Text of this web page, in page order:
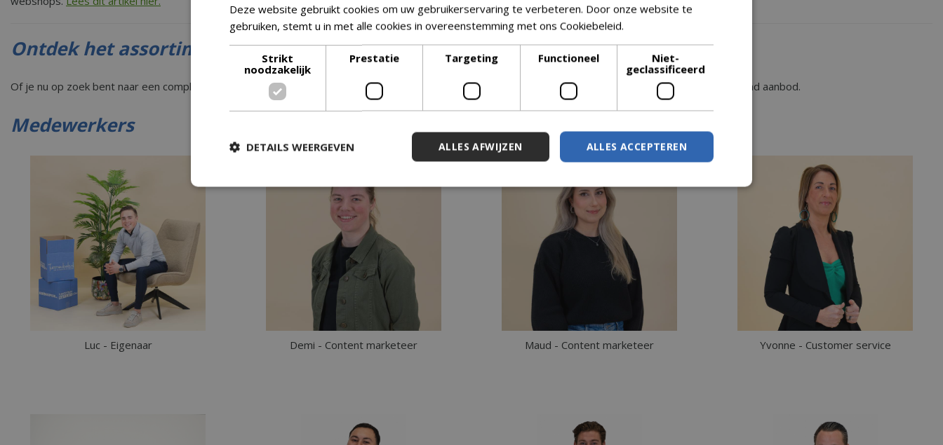
Ontdek het assortiment
Of je nu op zoek bent naar een complete tuinset, een barbecue of accessoires voor je tuin of interieur: bij Tuincentrumoutlet.com vind je altijd een passend aanbod.
Medewerkers
Luc - Eigenaar Demi - Content marketeer Maud - Content marketeer Yvonne - Customer service
Deze website gebruikt cookies om uw gebruikerservaring te verbeteren. Door onze website te
gebruiken, stemt u in met alle cookies in overeenstemming met ons Cookiebeleid.
Strikt
noodzakelijk
Prestatie Targeting Functioneel
Niet-
geclassificeerd
ALLES ACCEPTEREN
ALLES AFWIJZEN
DETAILS WEERGEVEN